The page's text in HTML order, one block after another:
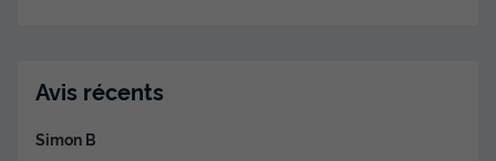
36m²
Terrasse semi-couverte
Avis récents
Simon B